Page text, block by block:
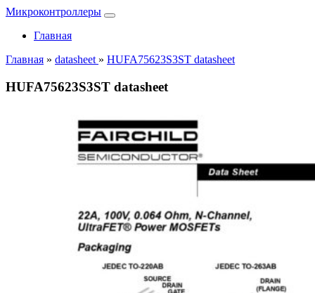
Микроконтроллеры
Главная
Главная » datasheet » HUFA75623S3ST datasheet
HUFA75623S3ST datasheet